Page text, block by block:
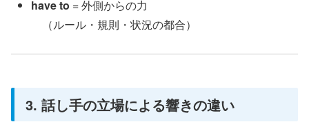
have to = 外側からの力
（ルール・規則・状況の都合）
3. 話し手の立場による響きの違い